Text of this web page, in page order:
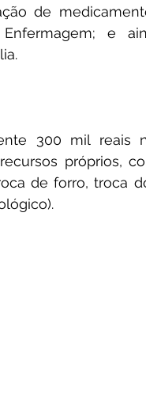
de
e
300 mil reais
próprios,
de forro, troca